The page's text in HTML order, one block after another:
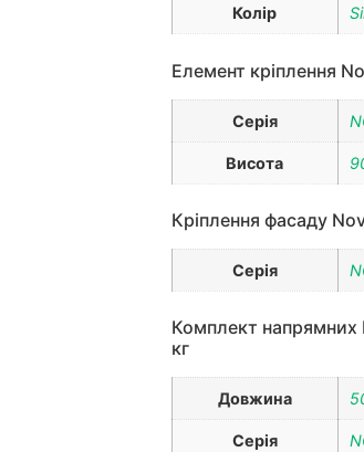
Колір
Елемент кріплення
Серія
Висота
Кріплення фасаду
Серія
Комплект напрямних
кг
Довжина
Серія